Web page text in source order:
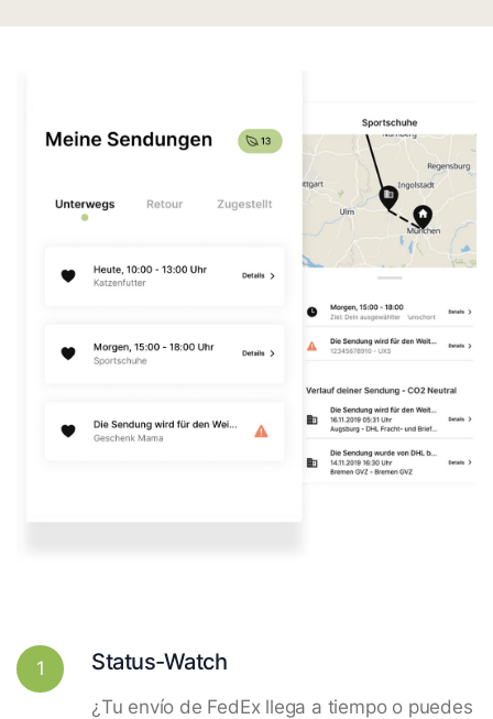
1 Status-Watch
¿Tu envío de FedEx llega a tiempo o puedes